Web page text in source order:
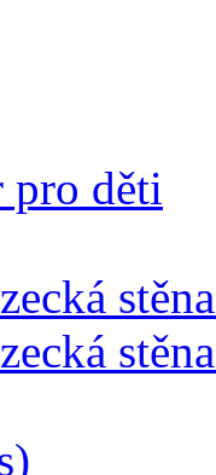
pro děti